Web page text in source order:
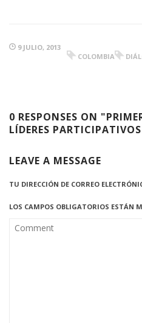
9 JULIO, 2013
COLOMBIA
0 RESPONSES ON
LÍDERES
LEAVE A MESSAGE
TU DIRECCIÓN DE CORREO
LOS CAMPOS OBLIGATORIOS ESTÁN